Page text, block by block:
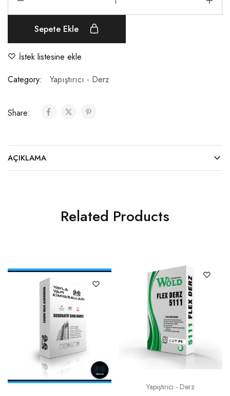
Sepete Ekle
İstek listesine ekle
Category:
Yapıştırıcı - Derz
Share:
AÇIKLAMA
Related Products
Yapıştırıcı - Derz